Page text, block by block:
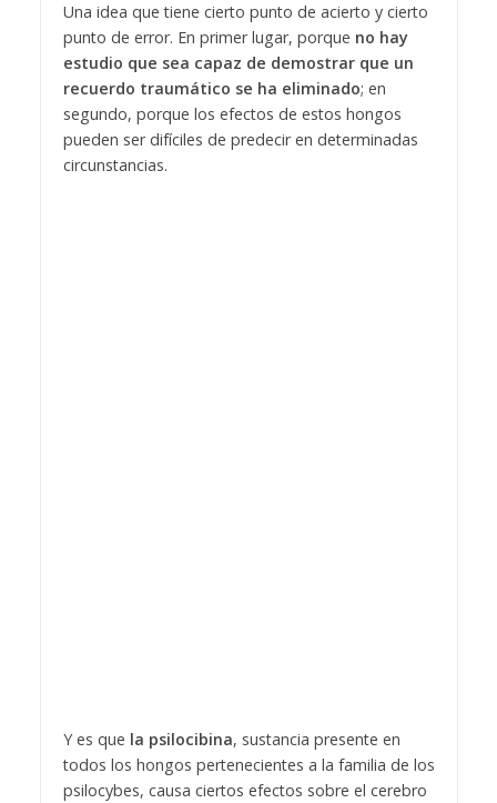
Una idea que tiene cierto punto de acierto y cierto
punto de error. En primer lugar, porque no hay
estudio que sea capaz de demostrar que un
recuerdo traumático se ha eliminado; en
segundo, porque los efectos de estos hongos
pueden ser difíciles de predecir en determinadas
circunstancias.
Y es que la psilocibina, sustancia presente en
todos los hongos pertenecientes a la familia de los
psilocybes, causa ciertos efectos sobre el cerebro